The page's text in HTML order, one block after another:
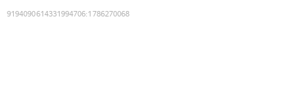
9194090614331994706:1786270068